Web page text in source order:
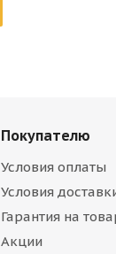
Покупателю
Условия оплаты
Условия
Гарантия на
Акции